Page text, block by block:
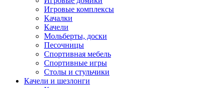
Игровые комплексы
Качалки
Качели
Мольберты, доски
Песочницы
Спортивная мебель
Спортивные игры
Столы и стульчики
Качели и шезлонги